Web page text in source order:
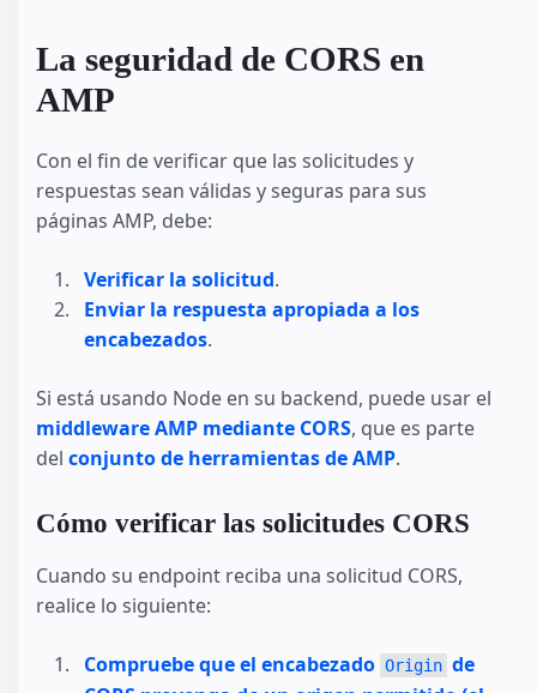
La seguridad de CORS en
AMP
Con el fin de verificar que las solicitudes y
respuestas sean válidas y seguras para sus
páginas AMP, debe:
Verificar la solicitud.
Enviar la respuesta apropiada a los
encabezados.
Si está usando Node en su backend, puede usar el
middleware AMP mediante CORS, que es parte
del conjunto de herramientas de AMP.
Cómo verificar las solicitudes CORS
Cuando su endpoint reciba una solicitud CORS,
realice lo siguiente:
Compruebe que el encabezado Origin de